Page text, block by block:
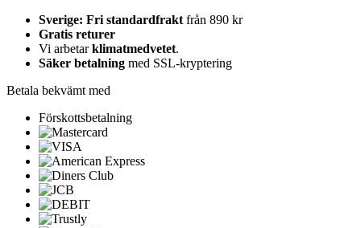
Sverige: Fri standardfrakt från 890 kr
Gratis returer
Vi arbetarklimatmedvetet.
Säker betalning med SSL-kryptering
Betala bekvämt med
Förskottsbetalning